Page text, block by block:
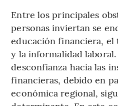
Entre los principales
personas inviertan se
educación financiera,
y la informalidad laboral.
desconfianza hacia las
financieras, debido en
económica regional,